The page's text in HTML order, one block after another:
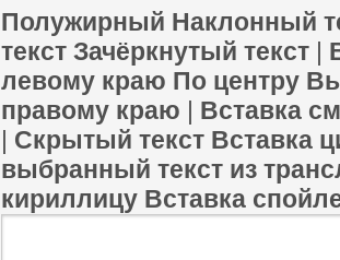
Полужирный Наклонный
текст Зачёркнутый текст |
левому краю По центру
правому краю | Вставка
| Скрытый текст Вставка
выбранный текст из
кириллицу Вставка